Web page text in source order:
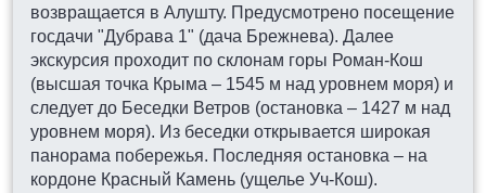
возвращается в Алушту. Предусмотрено посещение
госдачи "Дубрава 1" (дача Брежнева). Далее
экскурсия проходит по склонам горы Роман-Кош
(высшая точка Крыма – 1545 м над уровнем моря) и
следует до Беседки Ветров (остановка – 1427 м над
уровнем моря). Из беседки открывается широкая
панорама побережья. Последняя остановка – на
кордоне Красный Камень (ущелье Уч-Кош).